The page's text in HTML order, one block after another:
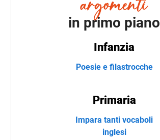
in primo piano
Infanzia
Poesie e filastrocche
Primaria
Impara tanti vocaboli
inglesi